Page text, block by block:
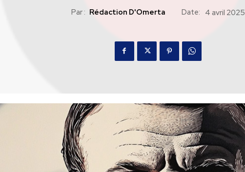
Par : Rédaction D'Omerta Date: 4 avril 2025